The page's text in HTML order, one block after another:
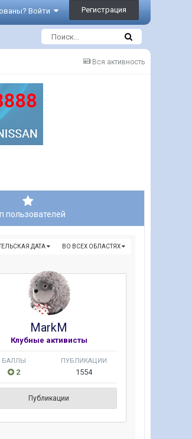
Войти Регистрация
Вся активность
пользователей
ВО ВСЕХ ОБЛАСТЯХ
ДАТА
MarkM
Клубные активисты
БАЛЛЫ
2
ПУБЛИКАЦИИ
1554
Публикации